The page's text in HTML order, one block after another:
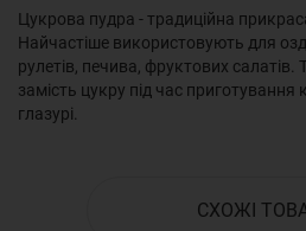
Цукрова пудра - традиційна
Найчастіше використовують для
рулетів, печива, фруктових салатів.
замість цукру під час приготування
глазурі.
СХОЖІ